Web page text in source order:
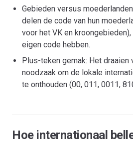
Gebieden versus
delen de code van hun
voor het VK en
eigen code hebben.
Plus-teken gemak: Het draaien
noodzaak om de lokale
te onthouden (00, 011, 0011,
Hoe internationaal